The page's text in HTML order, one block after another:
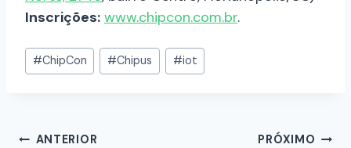
Inscrições: www.chipcon.com.br.
#ChipCon #Chipus #iot
ANTERIOR PRÓXIMO